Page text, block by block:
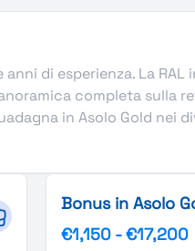
di esperienza. La RAL
completa sulla
in Asolo Gold nei
Bonus in Asolo
€1,150 -€17,200